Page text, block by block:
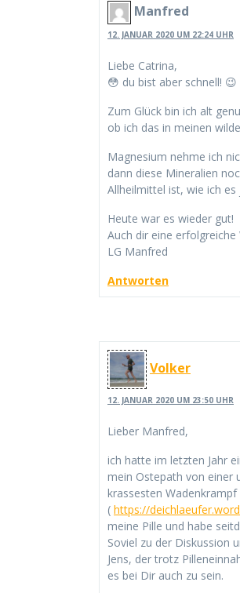
Manfred
12. JANUAR 2020 UM 22:24 UHR
Liebe Catrina,
😳 du bist aber schnell! 😉
Zum Glück bin ich alt
ob ich das in meinen
Magnesium nehme ich
dann diese Mineralien
Allheilmittel ist, wie ich
Heute war es wieder gut!
Auch dir eine erfolgreiche
LG Manfred
Antworten
Volker
12. JANUAR 2020 UM 23:50 UHR
Lieber Manfred,
ich hatte im letzten Jahr
mein Ostepath von einer
krassesten
( https://
meine Pille und habe
Soviel zu der Diskussion
Jens, der trotz
es bei Dir auch zu sein.